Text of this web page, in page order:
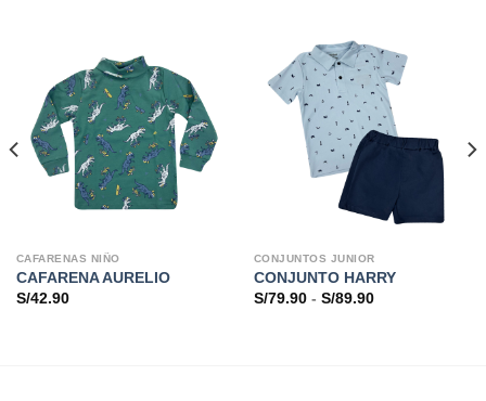
CAFARENAS NIÑO
CAFARENA AURELIO
S/42.90
CONJUNTOS JUNIOR
CONJUNTO HARRY
S/79.90 - S/89.90Rango